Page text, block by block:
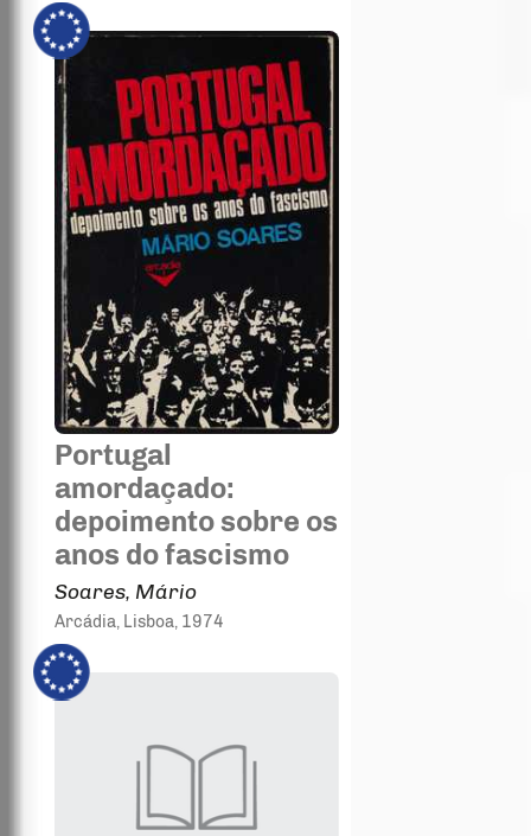
Portugal
amordaçado:
depoimento sobre os
anos do fascismo
Soares, Mário
Arcádia, Lisboa, 1974